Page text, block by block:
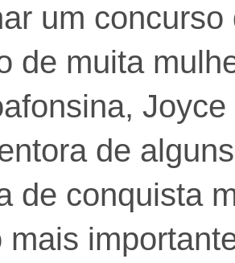
um
de muita
de
de conquista
mais